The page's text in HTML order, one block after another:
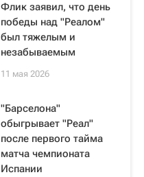
Флик заявил, что день
победы над "Реалом"
был тяжелым и
незабываемым
11 мая 2026
"Барселона"
обыгрывает "Реал"
после первого тайма
матча чемпионата
Испании